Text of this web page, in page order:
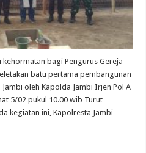
bagi Pengurus Gereja
batu pertama pembangunan
oleh Kapolda Jambi Irjen Pol A
5/02 pukul 10.00 wib Turut
kegiatan ini, Kapolresta Jambi